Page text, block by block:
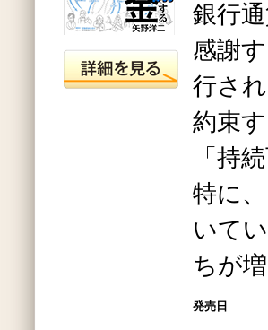
銀行
感謝
行さ
約束
「持
特に
いて
ちが
発売日